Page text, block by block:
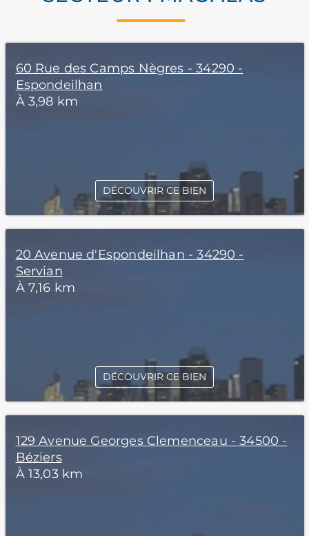
60 Rue des Camps Nègres - 34290 -
Espondeilhan
À 3,98 km
DÉCOUVRIR CE BIEN
20 Avenue d'Espondeilhan - 34290 -
Servian
À 7,16 km
DÉCOUVRIR CE BIEN
129 Avenue Georges Clemenceau - 34500 -
Béziers
À 13,03 km